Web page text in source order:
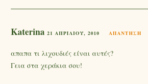
Katerina 21 ΑΠΡΙΛΊΟΥ, 2010 ΑΠΆΝΤΗΣΗ
απαπα τι λιχουδιές είναι αυτές?
Γεια στα χεράκια σου!